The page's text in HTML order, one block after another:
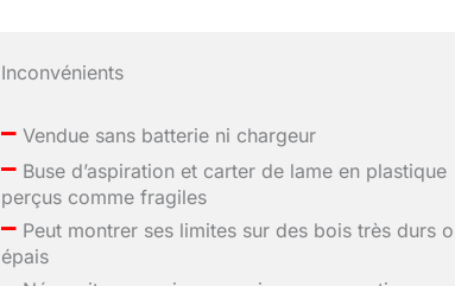
Inconvénients
– Vendue sans batterie ni chargeur
– Buse d’aspiration et carter de lame en plastique
perçus comme fragiles
– Peut montrer ses limites sur des bois très durs
épais